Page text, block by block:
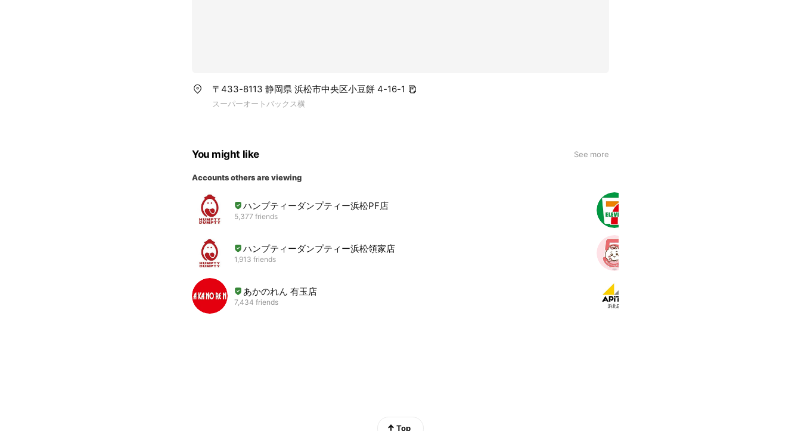
〒433-8113 静岡県 浜松市中央区小豆餅 4-16-1
スーパーオートバックス横
You might like See more
Accounts others are viewing
ハンプティーダンプティー浜松PF店
5,377 friends
ハンプティーダンプティー浜松領家店
1,913 friends
あかのれん 有玉店
7,434 friends
Top